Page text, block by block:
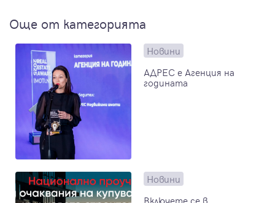
Още от категорията
Новини
АДРЕС е Агенция на
годината
Новини
Включете се в